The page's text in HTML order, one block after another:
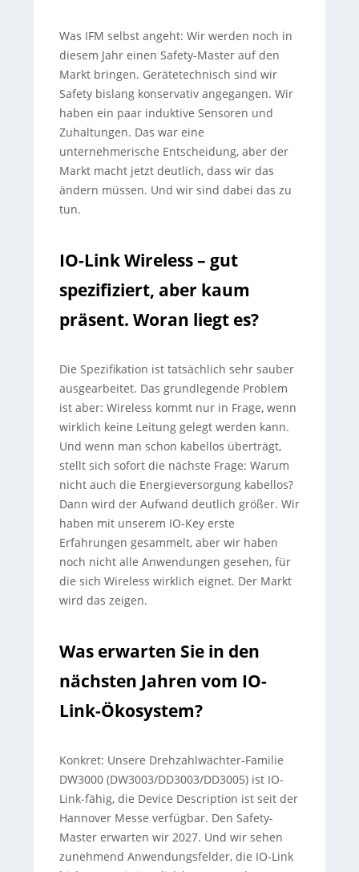
Was IFM selbst angeht: Wir werden noch in
diesem Jahr einen Safety-Master auf den
Markt bringen. Gerätetechnisch sind wir
Safety bislang konservativ angegangen. Wir
haben ein paar induktive Sensoren und
Zuhaltungen. Das war eine
unternehmerische Entscheidung, aber der
Markt macht jetzt deutlich, dass wir das
ändern müssen. Und wir sind dabei das zu
tun.
IO-Link Wireless – gut
spezifiziert, aber kaum
präsent. Woran liegt es?
Die Spezifikation ist tatsächlich sehr sauber
ausgearbeitet. Das grundlegende Problem
ist aber: Wireless kommt nur in Frage, wenn
wirklich keine Leitung gelegt werden kann.
Und wenn man schon kabellos überträgt,
stellt sich sofort die nächste Frage: Warum
nicht auch die Energieversorgung kabellos?
Dann wird der Aufwand deutlich größer. Wir
haben mit unserem IO-Key erste
Erfahrungen gesammelt, aber wir haben
noch nicht alle Anwendungen gesehen, für
die sich Wireless wirklich eignet. Der Markt
wird das zeigen.
Was erwarten Sie in den
nächsten Jahren vom IO-
Link-Ökosystem?
Konkret: Unsere Drehzahlwächter-Familie
DW3000 (DW3003/DD3003/DD3005) ist IO-
Link-fähig, die Device Description ist seit der
Hannover Messe verfügbar. Den Safety-
Master erwarten wir 2027. Und wir sehen
zunehmend Anwendungsfelder, die IO-Link